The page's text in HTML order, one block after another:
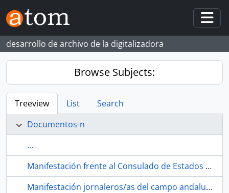
Skip to main content
desarrollo de archivo de la digitalizadora
Browse Subjects:
Treeview List
Search
Documentos-n
...
Manifestación frente al Consulado de Estados Unidos.1986. Sevilla (España).
Manifestación jornaleros/as del campo andaluz en la Alameda de Hércules. Hacia 1980. Sevilla (España).